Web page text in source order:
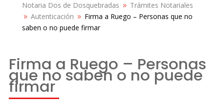
Notaria Dos de Dosquebradas 9 Trámites Notariales
9 Autenticación 9 Firma a Ruego – Personas que no
saben o no puede firmar
Firma a Ruego – Personas
que no saben o no puede
firmar